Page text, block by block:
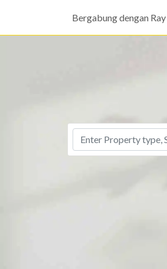
Bergabung dengan